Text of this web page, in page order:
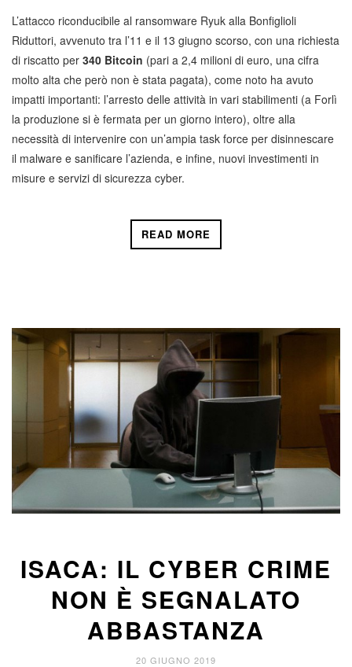
L’attacco riconducibile al ransomware Ryuk alla Bonfiglioli
Riduttori, avvenuto tra l’11 e il 13 giugno scorso, con una richiesta
di riscatto per 340 Bitcoin (pari a 2,4 milioni di euro, una cifra
molto alta che però non è stata pagata), come noto ha avuto
impatti importanti: l’arresto delle attività in vari stabilimenti (a Forlì
la produzione si è fermata per un giorno intero), oltre alla
necessità di intervenire con un’ampia task force per disinnescare
il malware e sanificare l’azienda, e infine, nuovi investimenti in
misure e servizi di sicurezza cyber.
READ MORE
ISACA: IL CYBER CRIME
NON È SEGNALATO
ABBASTANZA
20 GIUGNO 2019